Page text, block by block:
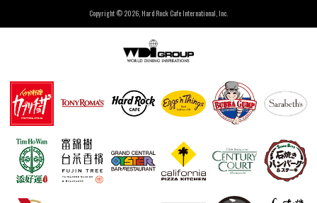
Copyright © 2026, Hard Rock Cafe International, Inc.